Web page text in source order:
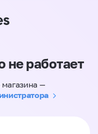
не работает
—